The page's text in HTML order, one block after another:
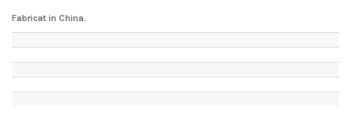
Fabricat in China.